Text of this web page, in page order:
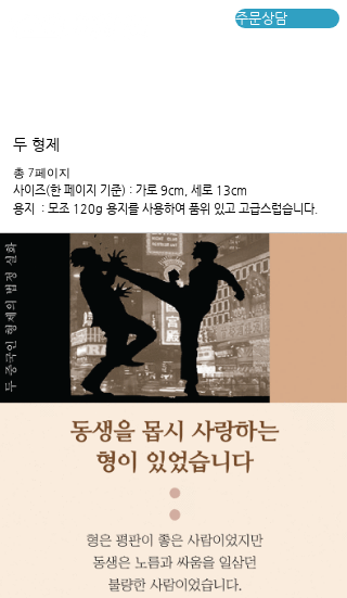
주문상담
​두 형제
​총 7페이지
​사이즈(한 페이지 기준) : 가로 9cm, 세로 13cm
용지​ : 모조 120g 용지를 사용하여 품위 있고 고급스럽습니다.